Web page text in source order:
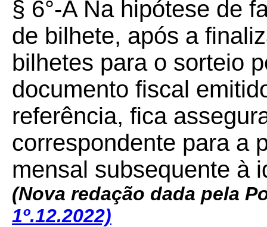
§ 6°-A Na hipótese de
de bilhete, após a
bilhetes para o sorteio
documento fiscal
referência, fica
correspondente para a
mensal subsequente à
(Nova redação dada pela
1º.12.2022)